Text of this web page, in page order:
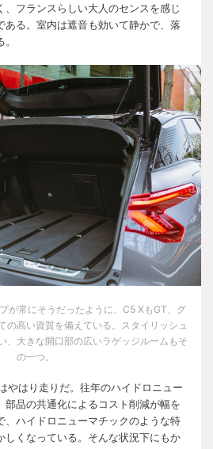
、フランスらしい大人のセンスを感じ
ある。室内は遮音も効いて静かで、落
が常にそうだったように、 C5 X もGT、グ
の高い資質を備えている。スタイリッシュ
、大きな開口部の広いラゲッジルームもそ
の一つ。
やはり走りだ。往年のハイドロニュー
部品の共通化によるコスト削減が幅を
、ハイドロニューマチックのような特
しくなっている。そんな状況下にもか